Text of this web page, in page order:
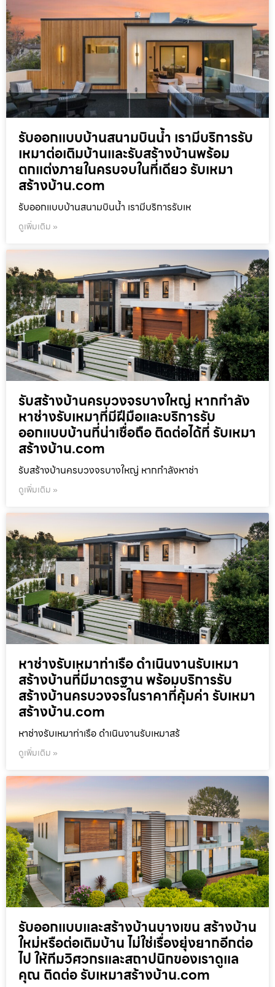
รับออกแบบบ้านสนามบินน้ำ เรามีบริการรับ
เหมาต่อเติมบ้านและรับสร้างบ้านพร้อม
ตกแต่งภายในครบจบในที่เดียว รับเหมา
สร้างบ้าน.com
รับออกแบบบ้านสนามบินน้ำ เรามีบริการรับเห
ดูเพิ่มเติม »
รับสร้างบ้านครบวงจรบางใหญ่ หากกำลัง
หาช่างรับเหมาที่มีฝีมือและบริการรับ
ออกแบบบ้านที่น่าเชื่อถือ ติดต่อได้ที่ รับเหมา
สร้างบ้าน.com
รับสร้างบ้านครบวงจรบางใหญ่ หากกำลังหาช่า
ดูเพิ่มเติม »
หาช่างรับเหมาท่าเรือ ดำเนินงานรับเหมา
สร้างบ้านที่มีมาตรฐาน พร้อมบริการรับ
สร้างบ้านครบวงจรในราคาที่คุ้มค่า รับเหมา
สร้างบ้าน.com
หาช่างรับเหมาท่าเรือ ดำเนินงานรับเหมาสร้
ดูเพิ่มเติม »
รับออกแบบและสร้างบ้านบางเขน สร้างบ้าน
ใหม่หรือต่อเติมบ้าน ไม่ใช่เรื่องยุ่งยากอีกต่อ
ไป ให้ทีมวิศวกรและสถาปนิกของเราดูแล
คุณ ติดต่อ รับเหมาสร้างบ้าน.com